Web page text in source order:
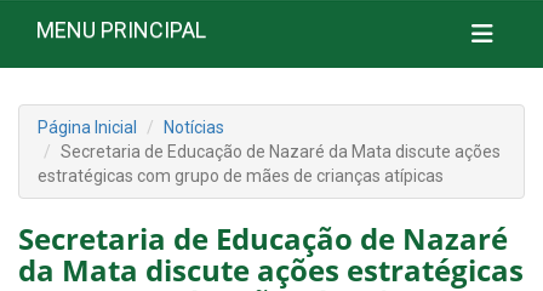
MENU PRINCIPAL
Página Inicial
Notícias
Secretaria de Educação de Nazaré da Mata discute ações
estratégicas com grupo de mães de crianças atípicas
Secretaria de Educação de Nazaré
da Mata discute ações estratégicas